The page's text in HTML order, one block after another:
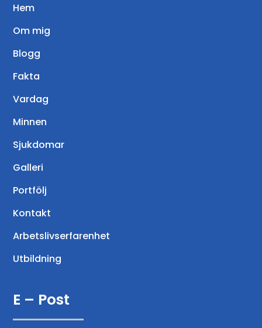
Hem
Om mig
Blogg
Fakta
Vardag
Minnen
Sjukdomar
Galleri
Portfölj
Kontakt
Arbetslivserfarenhet
Utbildning
E – Post